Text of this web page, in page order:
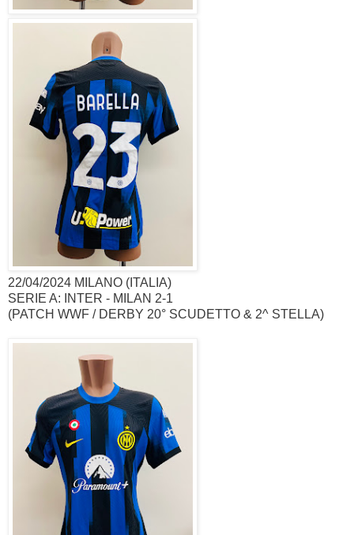
22/04/2024 MILANO (ITALIA)
SERIE A: INTER - MILAN 2-1
(PATCH WWF / DERBY 20° SCUDETTO & 2^ STELLA)